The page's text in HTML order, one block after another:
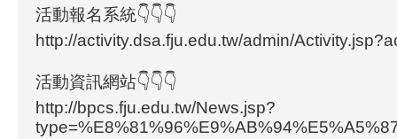
活動報名系統👇👇👇
http://activity.dsa.fju.edu.tw/admin/
活動資訊網站👇👇👇
http://bpcs.fju.edu.tw/News.jsp?